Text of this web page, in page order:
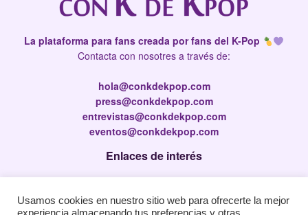
La plataforma para fans creada por fans del K-Pop
Contacta con nosotres a través de:
hola@conkdekpop.com
press@conkdekpop.com
entrevistas@conkdekpop.com
eventos@conkdekpop.com
Enlaces de interés
Política de privacidad
Usamos cookies en nuestro sitio web para ofrecerte la mejor